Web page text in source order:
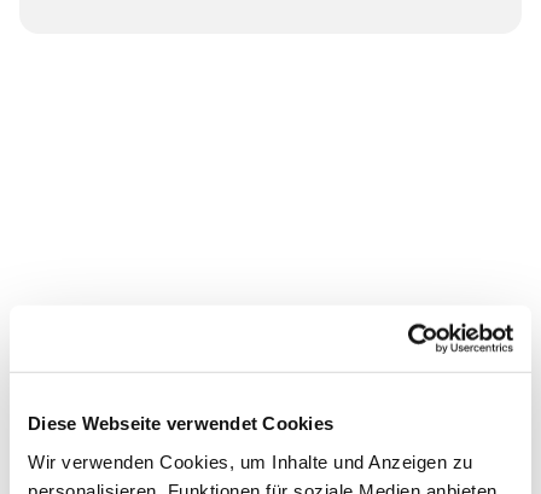
Diese Webseite verwendet Cookies
Wir verwenden Cookies, um Inhalte und Anzeigen zu